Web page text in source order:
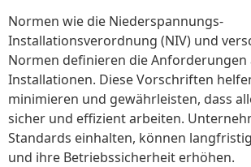
Normen wie die Niederspannungs-
Installationsverordnung (NIV) und
Normen definieren die Anforderungen
Installationen. Diese Vorschriften
minimieren und gewährleisten, dass
sicher und effizient arbeiten.
Standards einhalten, können
und ihre Betriebssicherheit erhöhen.